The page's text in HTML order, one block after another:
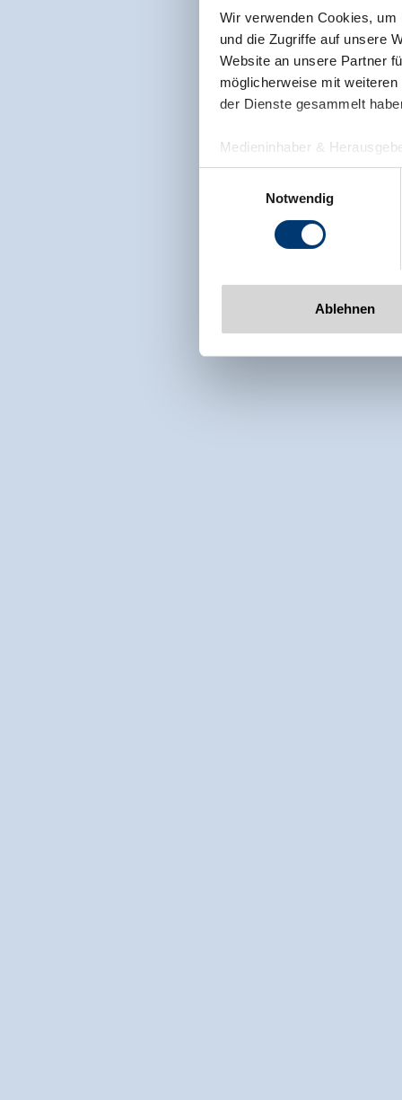
Wir verwenden Cookies,
und die Zugriffe auf unsere
Website an unsere Partner
möglicherweise mit
der Dienste gesammelt
Medieninhaber &
Zeller Bergbahnen Zillertal
Rohr 23// A-6280 Zell am Ziller
www.zillertalarena.com
Notwendig
Ablehnen